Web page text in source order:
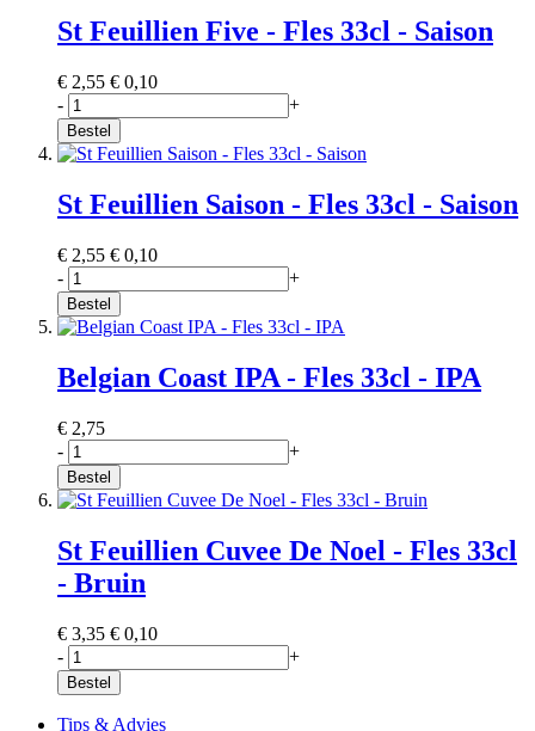
St Feuillien Five - Fles 33cl - Saison
€ 2,55 € 0,10
-
+
Bestel
St Feuillien Saison - Fles 33cl - Saison
€ 2,55 € 0,10
-
+
Bestel
Belgian Coast IPA - Fles 33cl - IPA
€ 2,75
-
+
Bestel
St Feuillien Cuvee De Noel - Fles 33cl
- Bruin
€ 3,35 € 0,10
-
+
Bestel
Tips & Advies